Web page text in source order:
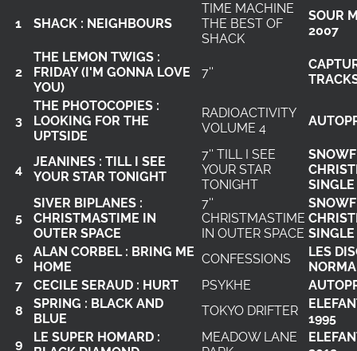
1 SHACK : NEIGHBOURS
TIME MACHINE
THE BEST OF
SHACK
SOUR
2007
2
THE LEMON TWIGS :
FRIDAY (I'M GONNA LOVE
YOU)
7''
3
THE PHOTOCOPIES :
LOOKING FOR THE
UPTSIDE
RADIOACTIVITY
VOLUME 4
4
JEANINES : TILL I SEE
YOUR STAR TONIGHT
7'' TILL I SEE
YOUR STAR
TONIGHT
5
SIVER BIPLANES :
CHRISTMASTIME IN
OUTER SPACE
7''
CHRISTMASTIME
IN OUTER SPACE
6
ALAN CORBEL : BRING ME
HOME
CONFESSIONS
LES
7
CECILE SERAUD : HURT PSYKHE
8
SPRING : BLACK AND
BLUE
TOKYO DRIFTER
1995
9
LE SUPER HOMARD :
MEADOW LANE